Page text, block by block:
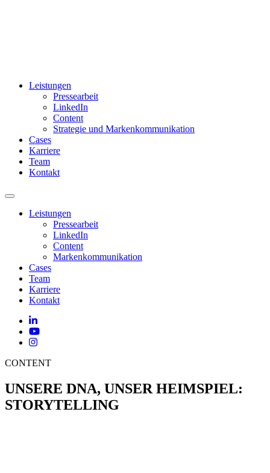
Leistungen
Pressearbeit
LinkedIn
Content
Strategie und Markenkommunikation
Cases
Karriere
Team
Kontakt
Leistungen
Pressearbeit
LinkedIn
Content
Markenkommunikation
Cases
Team
Karriere
Kontakt
CONTENT
UNSERE DNA, UNSER HEIMSPIEL:
STORYTELLING